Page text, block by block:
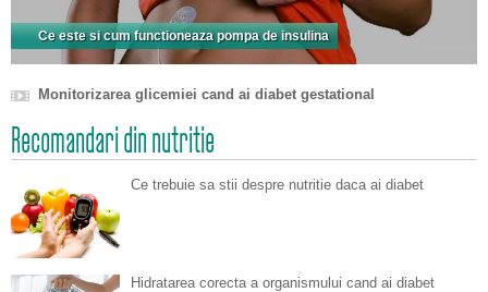
Ce este si cum functioneaza pompa de insulina
Monitorizarea glicemiei cand ai diabet gestational
Recomandari din nutritie
Ce trebuie sa stii despre nutritie daca ai diabet
Hidratarea corecta a organismului cand ai diabet